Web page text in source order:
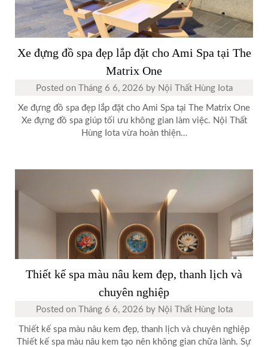
Xe đựng đồ spa đẹp lắp đặt cho Ami Spa tại The
Matrix One
Posted on Tháng 6 6, 2026 by Nội Thất Hùng Iota
Xe đựng đồ spa đẹp lắp đặt cho Ami Spa tại The Matrix One
Xe đựng đồ spa giúp tối ưu không gian làm việc. Nội Thất
Hùng Iota vừa hoàn thiện…
Thiết kế spa màu nâu kem đẹp, thanh lịch và
chuyên nghiệp
Posted on Tháng 6 6, 2026 by Nội Thất Hùng Iota
Thiết kế spa màu nâu kem đẹp, thanh lịch và chuyên nghiệp
Thiết kế spa màu nâu kem tạo nên không gian chữa lành. Sự